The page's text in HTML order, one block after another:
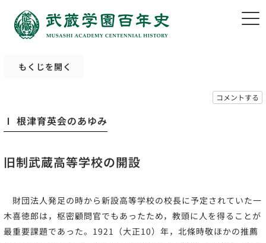
もくじを開く
コメントする
Ⅰ 根津育英会のあゆみ
旧制武蔵高等学校の開設
財団法人発足の時から新設高等学校の校長に予定されていた一
木喜徳郎は，枢密顧問官でもあったため，教頭に人を得ることが
最重要課題であった。1921（大正10）年，北條時敬ほかの推薦